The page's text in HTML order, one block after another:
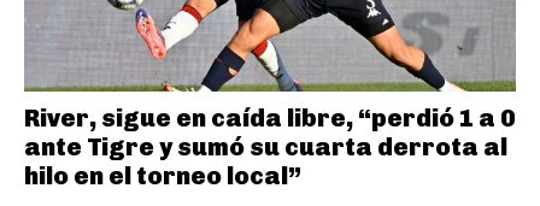
River, sigue en caída libre, “perdió 1 a 0
ante Tigre y sumó su cuarta derrota al
hilo en el torneo local”